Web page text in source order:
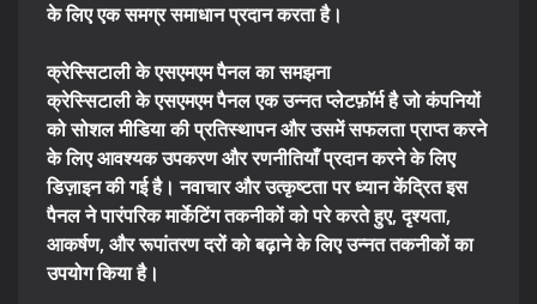
के लिए एक समग्र समाधान प्रदान करता है।
क्रेस्सिटाली के एसएमएम पैनल का समझना
क्रेस्सिटाली के एसएमएम पैनल एक उन्नत प्लेटफ़ॉर्म है जो कंपनियों
को सोशल मीडिया की प्रतिस्थापन और उसमें सफलता प्राप्त करने
के लिए आवश्यक उपकरण और रणनीतियाँ प्रदान करने के लिए
डिज़ाइन की गई है। नवाचार और उत्कृष्टता पर ध्यान केंद्रित इस
पैनल ने पारंपरिक मार्केटिंग तकनीकों को परे करते हुए, दृश्यता,
आकर्षण, और रूपांतरण दरों को बढ़ाने के लिए उन्नत तकनीकों का
उपयोग किया है।